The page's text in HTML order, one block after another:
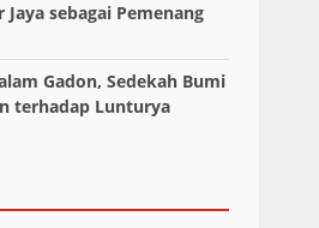
sebagai Pemenang
Gadon, Sedekah Bumi
terhadap Lunturya